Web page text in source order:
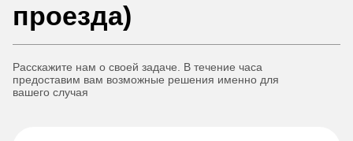
проезда)
Расскажите нам о своей задаче. В течение часа
предоставим вам возможные решения именно для
вашего случая